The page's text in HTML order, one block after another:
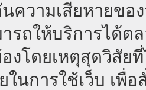
ความเสียหายขอ
รถให้บริการได้ต
งโดยเหตุสุดวิสัย
นการใช้เว็บ เพื่